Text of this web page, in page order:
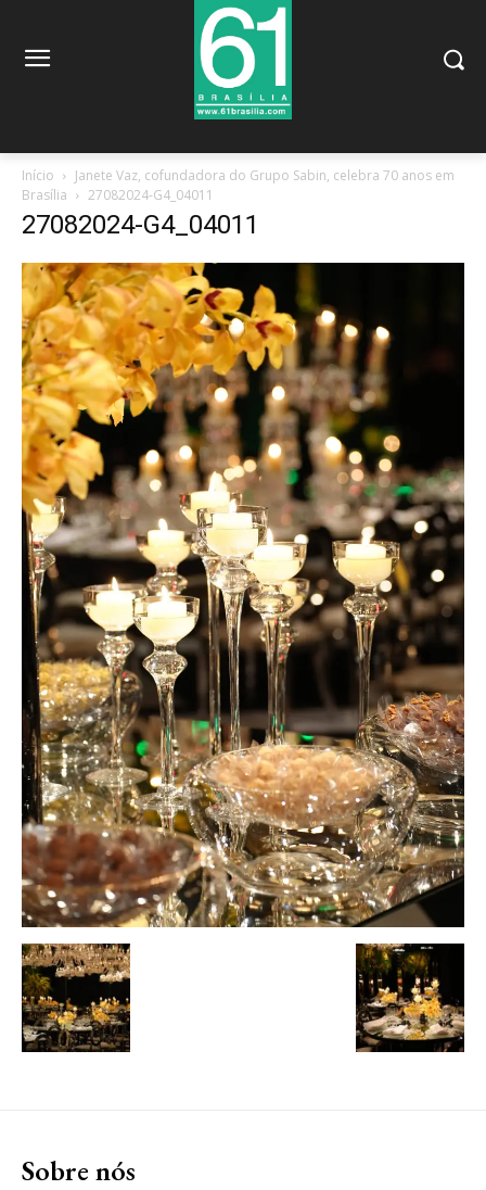
Início
Janete Vaz, cofundadora do Grupo Sabin, celebra 70 anos em
Brasília
27082024-G4_04011
27082024-G4_04011
Sobre nós